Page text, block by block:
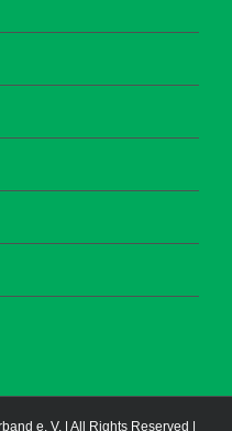
e. V. | All Rights Reserved |